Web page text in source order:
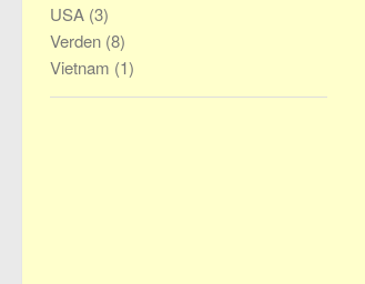
USA (3)
Verden (8)
Vietnam (1)